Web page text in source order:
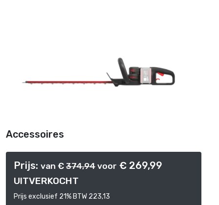
Accessoires
Prijs: van € 374,94 voor € 269,99
UITVERKOCHT
Prijs exclusief 21% BTW 223,13